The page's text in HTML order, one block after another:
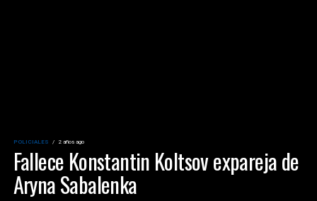
POLICIALES 2 años ago
Fallece Konstantin Koltsov expareja de
Aryna Sabalenka